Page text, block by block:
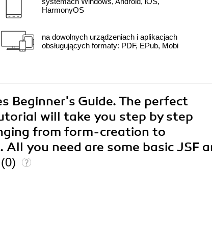
HarmonyOS
na dowolnych urządzeniach i aplikacjach
obsługujących formaty: PDF, EPub, Mobi
Beginner's Guide. The perfect
will take you step by step
from form-creation to
you need are some basic JSF
(0)